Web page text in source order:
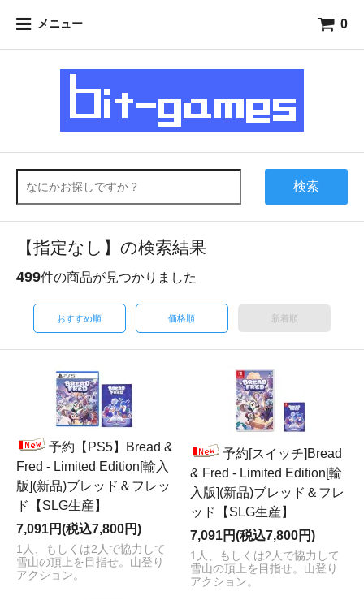
メニュー 0
検索
【指定なし】の検索結果
499件の商品が見つかりました
おすすめ順 価格順 新着順
予約【PS5】Bread &
Fred - Limited Edition[輸入
版](新品)ブレッド＆フレッ
ド【SLG生産】
7,091円(税込7,800円)
1人、もしくは2人で協力して
雪山の頂上を目指せ。山登り
アクション。
予約[スイッチ]Bread
& Fred - Limited Edition[輸
入版](新品)ブレッド＆フレ
ッド【SLG生産】
7,091円(税込7,800円)
1人、もしくは2人で協力して
雪山の頂上を目指せ。山登り
アクション。